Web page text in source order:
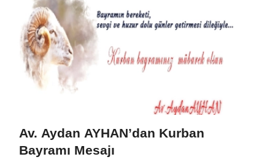
Av. Aydan AYHAN’dan Kurban
Bayramı Mesajı